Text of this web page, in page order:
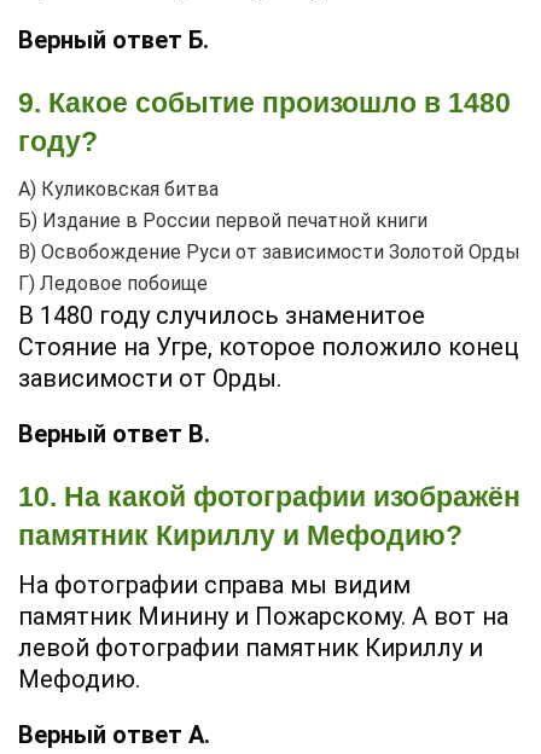
Верный ответ Б.
9. Какое событие произошло в 1480
году?
А) Куликовская битва
Б) Издание в России первой печатной книги
В) Освобождение Руси от зависимости Золотой Орды
Г) Ледовое побоище
В 1480 году случилось знаменитое
Стояние на Угре, которое положило конец
зависимости от Орды.
Верный ответ В.
10. На какой фотографии изображён
памятник Кириллу и Мефодию?
На фотографии справа мы видим
памятник Минину и Пожарскому. А вот на
левой фотографии памятник Кириллу и
Мефодию.
Верный ответ А.